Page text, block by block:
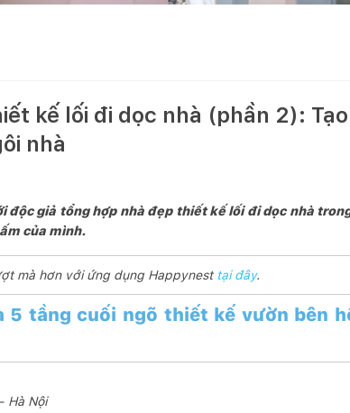
kế lối đi dọc nhà (phần 2):
nhà
độc giả tổng hợp nhà đẹp thiết kế lối đi dọc nhà
của mình.
mà hơn với ứng dụng Happynest tại đây.
5 tầng cuối ngõ thiết kế vườn bên
Hà Nội